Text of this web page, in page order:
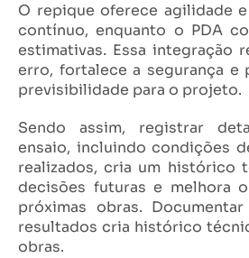
O repique oferece agilidade
contínuo, enquanto o PDA
estimativas. Essa integração
erro, fortalece a segurança e
previsibilidade para o projeto.
Sendo assim, registrar
ensaio, incluindo condições
realizados, cria um histórico
decisões futuras e melhora
próximas obras.
resultados cria histórico
obras.